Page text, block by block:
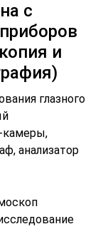
с
и
глазного
камеры,
анализатор